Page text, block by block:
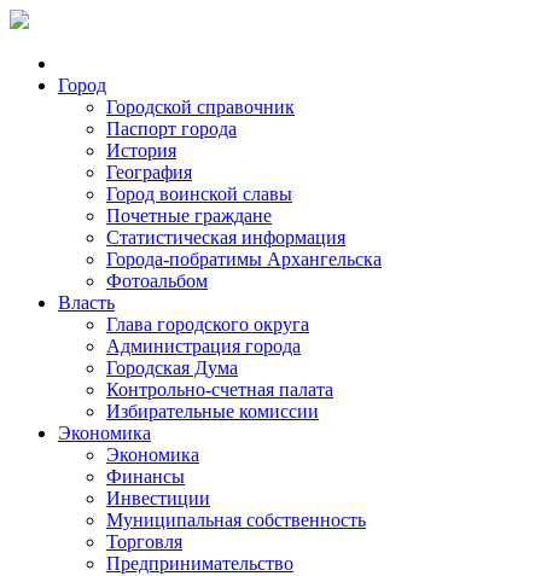
Город
Городской справочник
Паспорт города
История
География
Город воинской славы
Почетные граждане
Статистическая информация
Города-побратимы Архангельска
Фотоальбом
Власть
Глава городского округа
Администрация города
Городская Дума
Контрольно-счетная палата
Избирательные комиссии
Экономика
Экономика
Финансы
Инвестиции
Муниципальная собственность
Торговля
Предпринимательство